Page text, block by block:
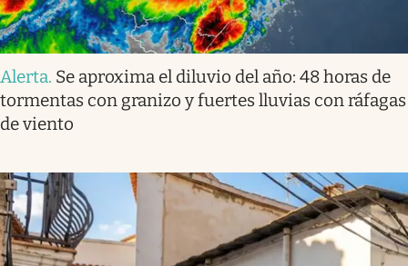
Alerta. Se aproxima el diluvio del año: 48 horas de
tormentas con granizo y fuertes lluvias con ráfagas
de viento